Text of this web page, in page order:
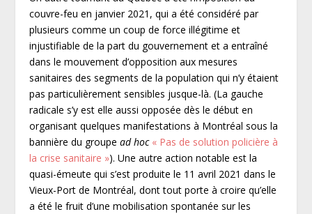
couvre-feu en janvier 2021, qui a été considéré par
plusieurs comme un coup de force illégitime et
injustifiable de la part du gouvernement et a entraîné
dans le mouvement d’opposition aux mesures
sanitaires des segments de la population qui n’y étaient
pas particulièrement sensibles jusque-là. (La gauche
radicale s’y est elle aussi opposée dès le début en
organisant quelques manifestations à Montréal sous la
bannière du groupead hoc « Pas de solution policière à
la crise sanitaire »). Une autre action notable est la
quasi-émeute qui s’est produite le 11 avril 2021 dans le
Vieux-Port de Montréal, dont tout porte à croire qu’elle
a été le fruit d’une mobilisation spontanée sur les